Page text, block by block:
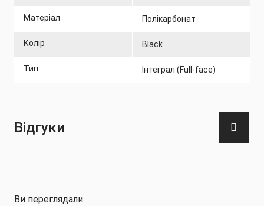
Матеріал Полікарбонат
Колір Black
Тип Інтеграл (Full-face)
Відгуки
Ви переглядали